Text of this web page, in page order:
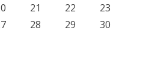
21 22
23
28 29
30